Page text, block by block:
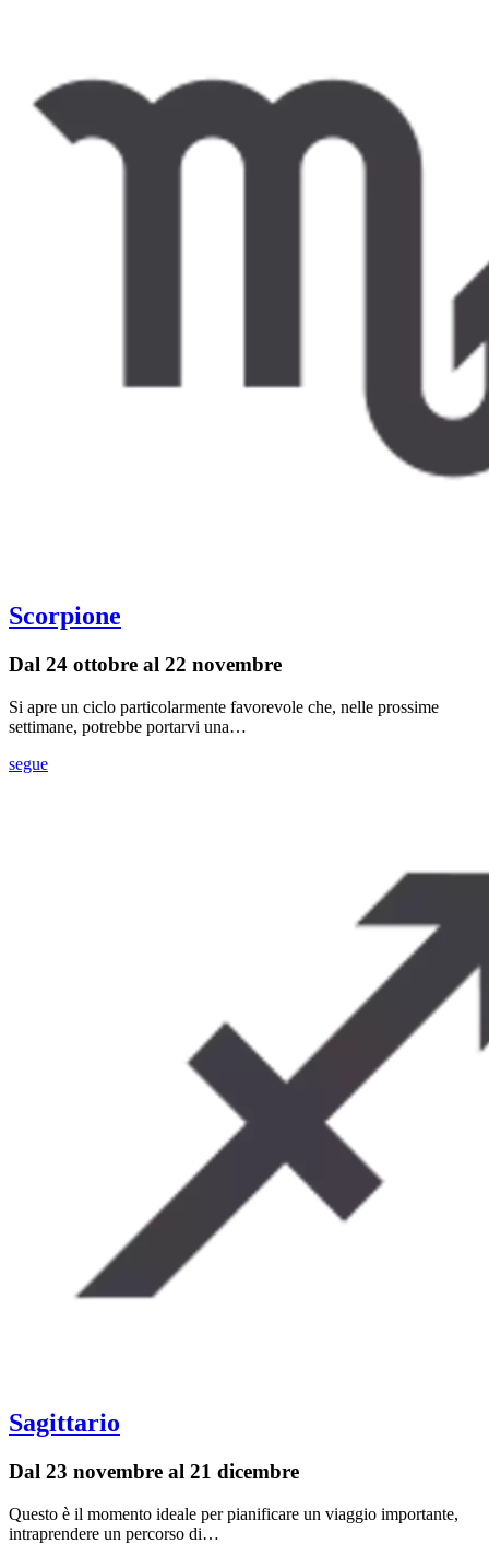
Scorpione
Dal 24 ottobre al 22 novembre
Si apre un ciclo particolarmente favorevole che, nelle prossime
settimane, potrebbe portarvi una…
segue
Sagittario
Dal 23 novembre al 21 dicembre
Questo è il momento ideale per pianificare un viaggio importante,
intraprendere un percorso di…